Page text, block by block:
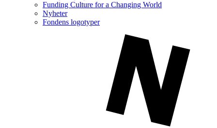
Funding Culture for a Changing World
Nyheter
Fondens logotyper